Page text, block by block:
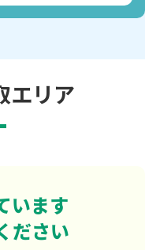
エリア
います
ださい